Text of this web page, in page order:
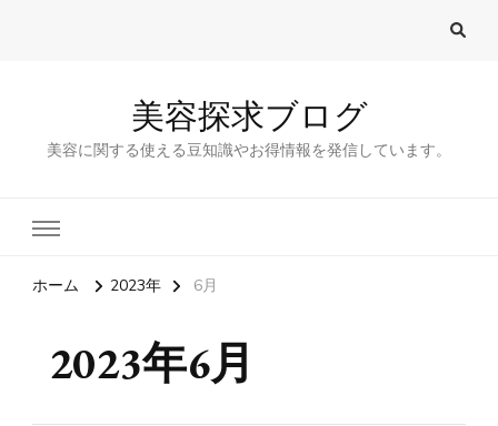
美容探求ブログ
美容に関する使える豆知識やお得情報を発信しています。
ホーム 2023年 6月
2023年6月